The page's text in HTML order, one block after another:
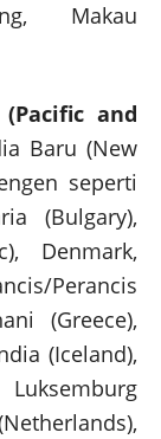
Makau
and
Baru (New
seperti
(Bulgary),
Denmark,
Perancis
(Greece),
(Iceland),